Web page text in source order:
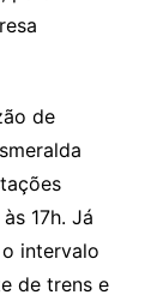
de
17h. Já
intervalo
de trens e